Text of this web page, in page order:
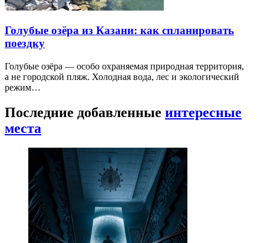
Голубые озёра из Казани: как спланировать
поездку
Голубые озёра — особо охраняемая природная территория,
а не городской пляж. Холодная вода, лес и экологический
режим…
Последние добавленные интересные
места